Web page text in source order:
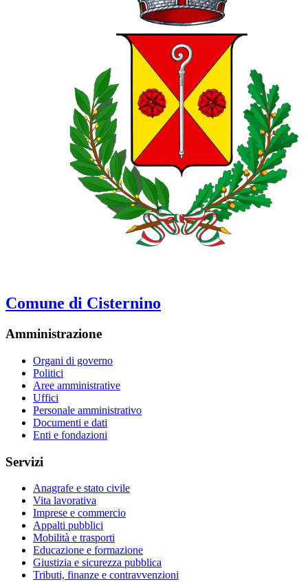
Comune di Cisternino
Amministrazione
Organi di governo
Politici
Aree amministrative
Uffici
Personale amministrativo
Documenti e dati
Enti e fondazioni
Servizi
Anagrafe e stato civile
Vita lavorativa
Imprese e commercio
Appalti pubblici
Mobilità e trasporti
Educazione e formazione
Giustizia e sicurezza pubblica
Tributi, finanze e contravvenzioni